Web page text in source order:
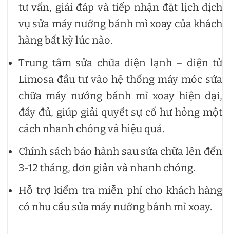
tư vấn, giải đáp và tiếp nhận đặt lịch dịch
vụ sửa máy nướng bánh mì xoay của khách
hàng bất kỳ lúc nào.
Trung tâm sửa chữa điện lạnh – điện tử
Limosa đầu tư vào hệ thống máy móc sửa
chữa máy nướng bánh mì xoay hiện đại,
đầy đủ, giúp giải quyết sự cố hư hỏng một
cách nhanh chóng và hiệu quả.
Chính sách bảo hành sau sửa chữa lên đến
3-12 tháng, đơn giản và nhanh chóng.
Hỗ trợ kiểm tra miễn phí cho khách hàng
có nhu cầu sửa máy nướng bánh mì xoay.